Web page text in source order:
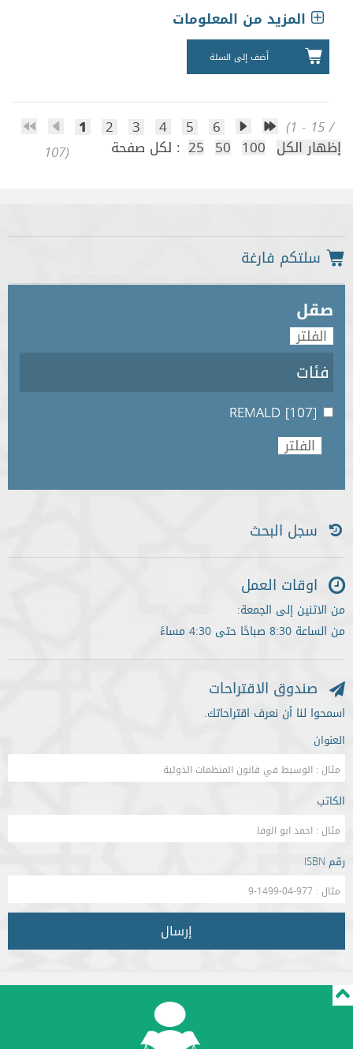
المزيد من المعلومات
أضف إلى السلة
1 2 3 4 5 6
(1 - 15 /
107)
لكل صفحة : 25 50 100 إظهار الكل
صقل
فئات
REMALD [107]
سجل البحث
اوقات العمل
من الاثنين إلى الجمعة:
من الساعة 8:30 صباحًا حتى 4:30 مساءً
صندوق الاقتراحات
اسمحوا لنا أن نعرف اقتراحاتك.
العنوان
الكاتب
رقم ISBN
إرسال